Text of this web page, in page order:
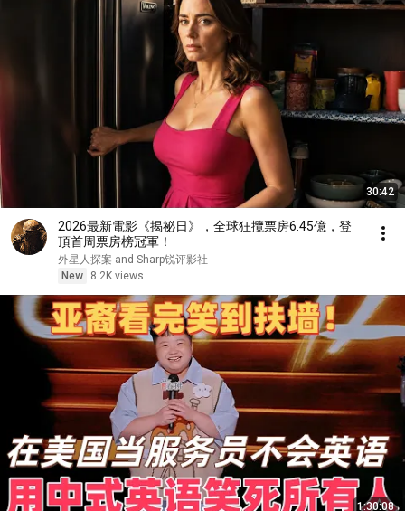
30:42
2026最新電影《揭祕日》，全球狂攬票房6.45億，登
頂首周票房榜冠軍！
外星人探案 and Sharp锐评影社
New
8.2K views
1:30:08